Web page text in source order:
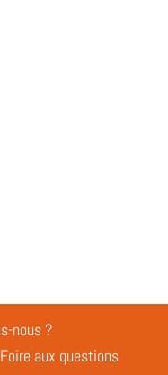
nous ?
Foire aux questions